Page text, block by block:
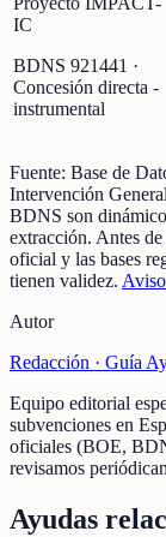
IC
BDNS 921441 ·
Concesión directa -
instrumental
Fuente: Base de
Intervención
BDNS son
extracción. Antes
oficial y las bases
tienen validez.
Autor
Redacción · Guía
Equipo editorial
subvenciones en
oficiales (BOE,
revisamos
Ayudas